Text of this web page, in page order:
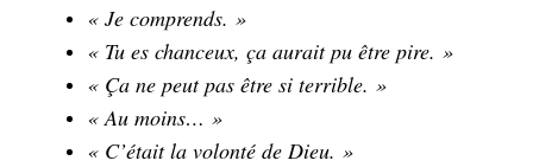
« Je comprends. »
« Tu es chanceux, ça aurait pu être pire. »
« Ça ne peut pas être si terrible. »
« Au moins… »
« C’était la volonté de Dieu. »